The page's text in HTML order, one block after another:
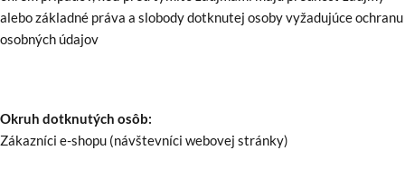
alebo základné práva a slobody dotknutej osoby vyžadujúce ochranu
osobných údajov
Okruh dotknutých osôb:
Zákazníci e-shopu (návštevníci webovej stránky)